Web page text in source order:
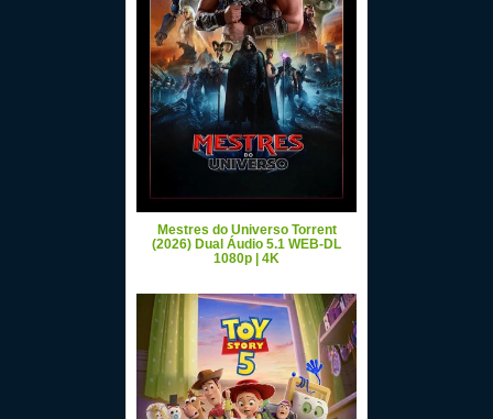
Mestres do Universo Torrent
(2026) Dual Áudio 5.1 WEB-DL
1080p | 4K